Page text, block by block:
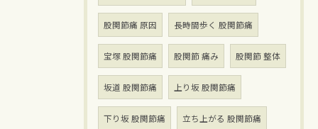
股関節痛 原因 長時間歩く 股関節痛
宝塚 股関節痛 股関節 痛み 股関節 整体
坂道 股関節痛 上り坂 股関節痛
下り坂 股関節痛 立ち上がる 股関節痛